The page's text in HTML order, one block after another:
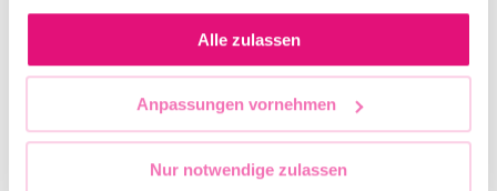
gesammelt haben.
Alle zulassen
Anpassungen vornehmen
Nur notwendige zulassen
Aktuelle Informationen
Die Berliner Rapperin Ikkimel ist der Surprise
Support Act beim CSD-Demokratieabend am
Freitag, 24. Juli